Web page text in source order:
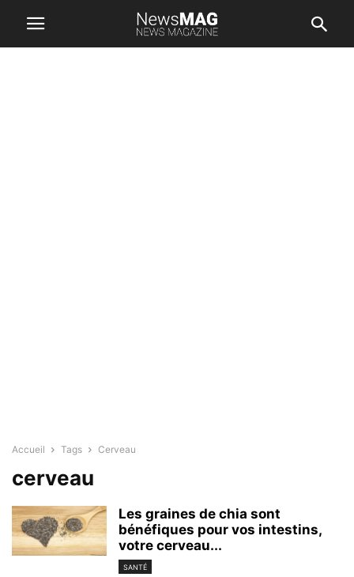
Accueil Tags Cerveau
cerveau
Les graines de chia sont
bénéfiques pour vos intestins,
votre cerveau...
SANTÉ